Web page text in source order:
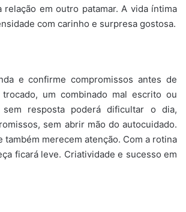
relação em outro patamar. A vida íntima
com carinho e surpresa gostosa.
e confirme compromissos antes de
um combinado mal escrito ou
sem resposta poderá dificultar o dia,
sem abrir mão do autocuidado.
também merecem atenção. Com a rotina
ficará leve. Criatividade e sucesso em